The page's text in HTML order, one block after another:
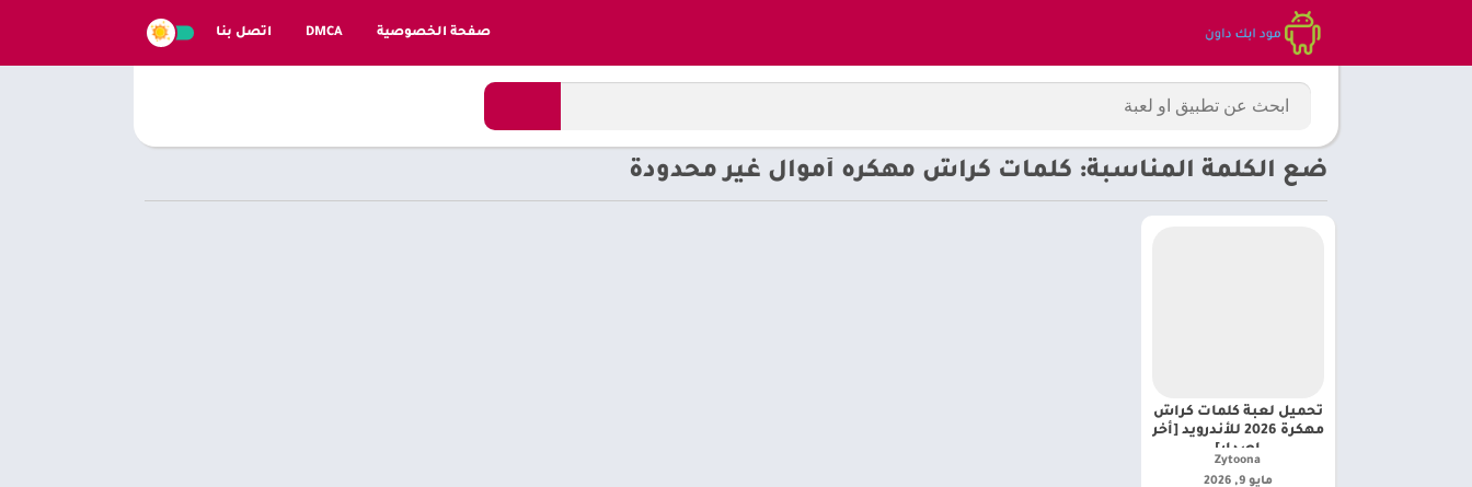
صفحة الخصوصية DMCA اتصل بنا
ضع الكلمة المناسبة: كلمات كراش مهكره أموال غير محدودة
تحميل لعبة كلمات كراش
مهكرة 2026 للأندرويد [أخر
إصدار]
Zytoona‏
مايو 9, 2026